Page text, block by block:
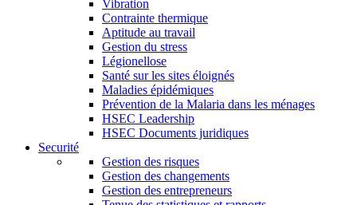
Vibration
Contrainte thermique
Aptitude au travail
Gestion du stress
Légionellose
Santé sur les sites éloignés
Maladies épidémiques
Prévention de la Malaria dans les ménages
HSEC Leadership
HSEC Documents juridiques
Securité
Gestion des risques
Gestion des changements
Gestion des entrepreneurs